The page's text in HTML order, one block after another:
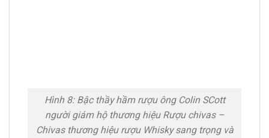
Hình 8: Bậc thầy hầm rượu ông Colin SCott
người giám hộ thương hiệu Rượu chivas –
Chivas thương hiệu rượu Whisky sang trọng và